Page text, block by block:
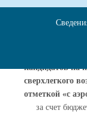
Программа
кандидатов на
сверхлегкого
отметкой «с
за счет